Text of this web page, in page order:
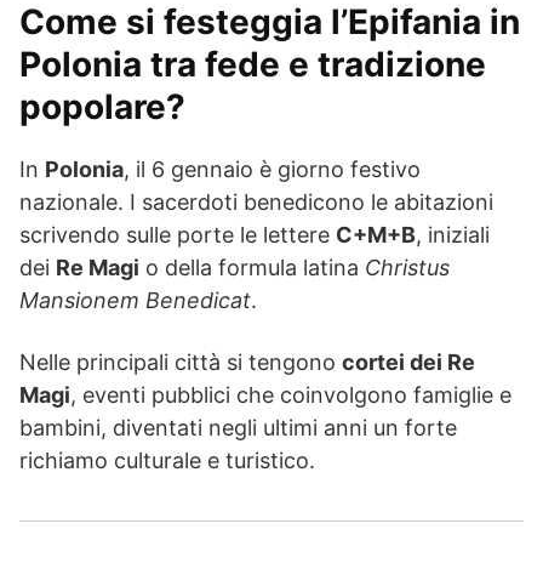
Come si festeggia l’Epifania in
Polonia tra fede e tradizione
popolare?
In Polonia, il 6 gennaio è giorno festivo
nazionale. I sacerdoti benedicono le abitazioni
scrivendo sulle porte le lettere C+M+B, iniziali
dei Re Magi o della formula latina Christus
Mansionem Benedicat.
Nelle principali città si tengono cortei dei Re
Magi, eventi pubblici che coinvolgono famiglie e
bambini, diventati negli ultimi anni un forte
richiamo culturale e turistico.